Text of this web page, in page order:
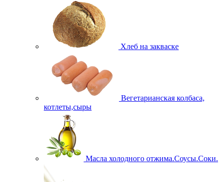
Хлеб на закваске
Вегетарианская колбаса,
котлеты,сыры
Масла холодного отжима.Соусы.Соки.